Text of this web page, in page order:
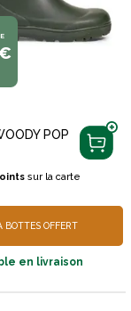
POP
sur la carte
BOTTES OFFERT
en livraison